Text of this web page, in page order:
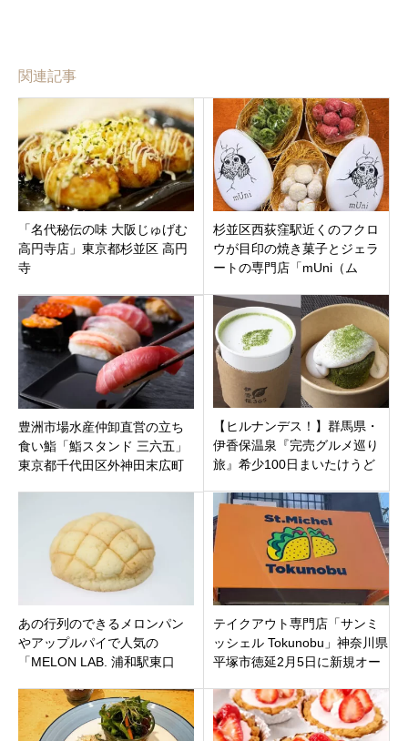
関連記事
「名代秘伝の味 大阪じゅげむ
高円寺店」東京都杉並区 高円
寺
杉並区西荻窪駅近くのフクロ
ウが目印の焼き菓子とジェラ
ートの専門店「mUni（ム
るこだわりの逸品
豊洲市場水産仲卸直営の立ち
食い鮨「鮨スタンド 三六五」
東京都千代田区外神田末広町
【ヒルナンデス！】群馬県・
伊香保温泉『完売グルメ巡り
旅』希少100日まいたけうど
カルボナーラ！
あの行列のできるメロンパン
やアップルパイで人気の
「MELON LAB. 浦和駅東口
東口徒歩2分にオープン！
テイクアウト専門店「サンミ
ッシェル Tokunobu」神奈川県
平塚市徳延2月5日に新規オー